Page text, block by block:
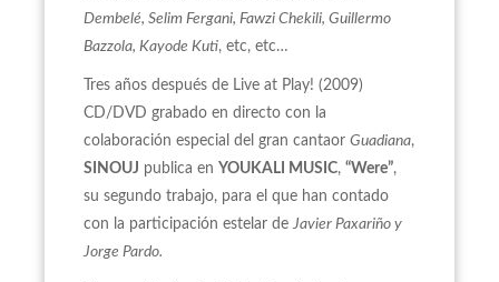
Dembelé, Selim Fergani, Fawzi Chekili, Guillermo
Bazzola, Kayode Kuti, etc, etc…
Tres años después de Live at Play! (2009)
CD/DVD grabado en directo con la
colaboración especial del gran cantaor Guadiana,
SINOUJ publica en YOUKALI MUSIC, “Were”,
su segundo trabajo, para el que han contado
con la participación estelar de Javier Paxariño y
Jorge Pardo.